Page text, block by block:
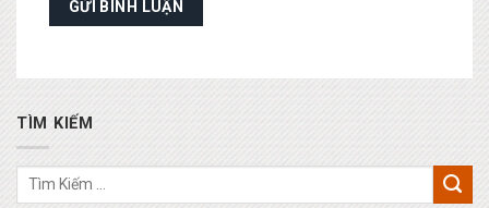
TÌM KIẾM